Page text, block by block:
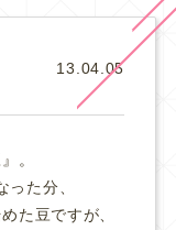
13.04.05
。
た分、
た豆ですが、